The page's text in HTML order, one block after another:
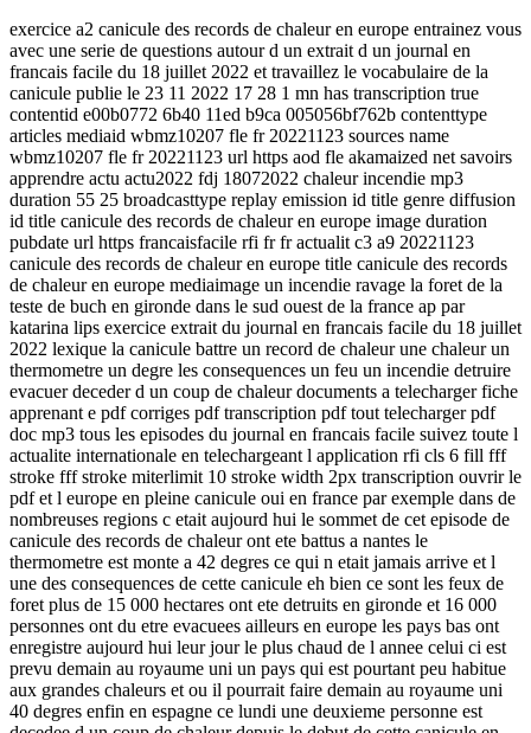
exercice a2 canicule des records de chaleur en europe entrainez vous
avec une serie de questions autour d un extrait d un journal en
francais facile du 18 juillet 2022 et travaillez le vocabulaire de la
canicule publie le 23 11 2022 17 28 1 mn has transcription true
contentid e00b0772 6b40 11ed b9ca 005056bf762b contenttype
articles mediaid wbmz10207 fle fr 20221123 sources name
wbmz10207 fle fr 20221123 url https aod fle akamaized net savoirs
apprendre actu actu2022 fdj 18072022 chaleur incendie mp3
duration 55 25 broadcasttype replay emission id title genre diffusion
id title canicule des records de chaleur en europe image duration
pubdate url https francaisfacile rfi fr fr actualit c3 a9 20221123
canicule des records de chaleur en europe title canicule des records
de chaleur en europe mediaimage un incendie ravage la foret de la
teste de buch en gironde dans le sud ouest de la france ap par
katarina lips exercice extrait du journal en francais facile du 18 juillet
2022 lexique la canicule battre un record de chaleur une chaleur un
thermometre un degre les consequences un feu un incendie detruire
evacuer deceder d un coup de chaleur documents a telecharger fiche
apprenant e pdf corriges pdf transcription pdf tout telecharger pdf
doc mp3 tous les episodes du journal en francais facile suivez toute l
actualite internationale en telechargeant l application rfi cls 6 fill fff
stroke fff stroke miterlimit 10 stroke width 2px transcription ouvrir le
pdf et l europe en pleine canicule oui en france par exemple dans de
nombreuses regions c etait aujourd hui le sommet de cet episode de
canicule des records de chaleur ont ete battus a nantes le
thermometre est monte a 42 degres ce qui n etait jamais arrive et l
une des consequences de cette canicule eh bien ce sont les feux de
foret plus de 15 000 hectares ont ete detruits en gironde et 16 000
personnes ont du etre evacuees ailleurs en europe les pays bas ont
enregistre aujourd hui leur jour le plus chaud de l annee celui ci est
prevu demain au royaume uni un pays qui est pourtant peu habitue
aux grandes chaleurs et ou il pourrait faire demain au royaume uni
40 degres enfin en espagne ce lundi une deuxieme personne est